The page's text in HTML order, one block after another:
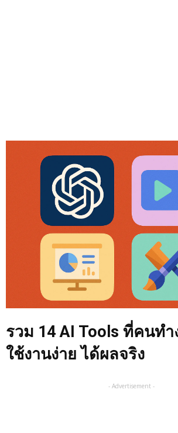
รวม 14 AI Tools ที่คนท
ใช้งานง่าย ได้ผลจริง
- Advertisement -